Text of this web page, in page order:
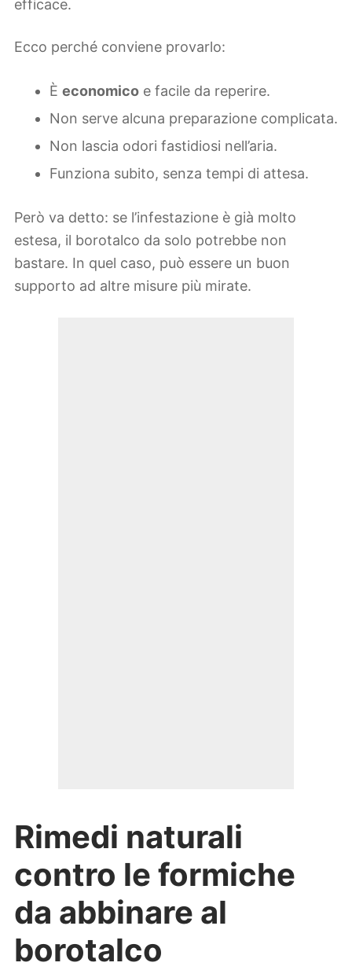
efficace.
Ecco perché conviene provarlo:
È economico e facile da reperire.
Non serve alcuna preparazione complicata.
Non lascia odori fastidiosi nell’aria.
Funziona subito, senza tempi di attesa.
Però va detto: se l’infestazione è già molto
estesa, il borotalco da solo potrebbe non
bastare. In quel caso, può essere un buon
supporto ad altre misure più mirate.
Rimedi naturali
contro le formiche
da abbinare al
borotalco